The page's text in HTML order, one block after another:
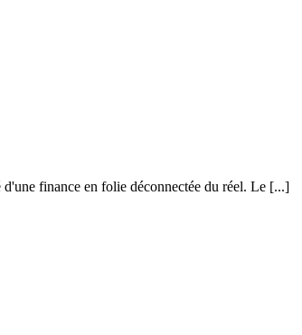
finance en folie déconnectée du réel. Le [...]